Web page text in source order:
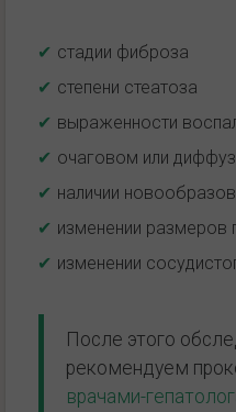
стадии фиброза
степени стеатоза
выраженности
очаговом или
наличии
изменении размеров
изменении
После этого
рекомендуем
врачами-